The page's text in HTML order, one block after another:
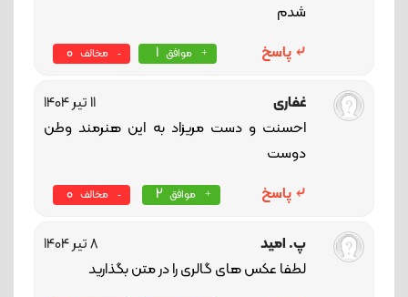
شدم
پاسخ
موافق 1 مخالف 0
غفاری
11 تیر 1404
احسنت و دست مریزاد به این هنرمند وطن
دوست
پاسخ
موافق 2 مخالف 0
پ. امید
8 تیر 1404
لطفا عکس های گالری را در متن بگذارید